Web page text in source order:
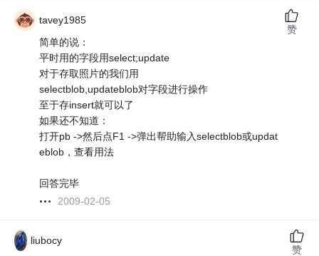
tavey1985
简单的说：
平时用的字段用select;update
对于存取照片的我们用
selectblob,updateblob对字段进行操作
至于存insert就可以了
如果还不知道：
打开pb ->然后点F1 ->弹出帮助输入selectblob或updat
eblob，查看用法
回答完毕
2009-02-05
赞
liubocy
赞